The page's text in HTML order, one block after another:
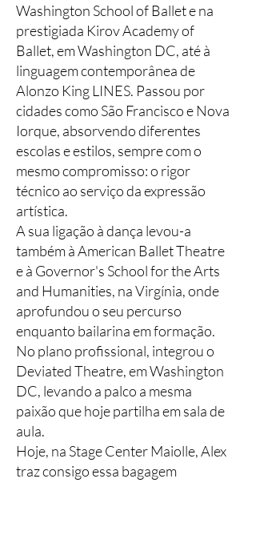
Washington School of Ballet e na
prestigiada Kirov Academy of
Ballet, em Washington DC, até à
linguagem contemporânea de
Alonzo King LINES. Passou por
cidades como São Francisco e Nova
Iorque, absorvendo diferentes
escolas e estilos, sempre com o
mesmo compromisso: o rigor
técnico ao serviço da expressão
artística.
A sua ligação à dança levou-a
também à American Ballet Theatre
e à Governor's School for the Arts
and Humanities, na Virgínia, onde
aprofundou o seu percurso
enquanto bailarina em formação.
No plano profissional, integrou o
Deviated Theatre, em Washington
DC, levando a palco a mesma
paixão que hoje partilha em sala de
aula.
Hoje, na Stage Center Maiolle, Alex
traz consigo essa bagagem